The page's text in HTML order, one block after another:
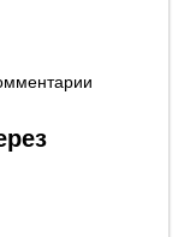
современность